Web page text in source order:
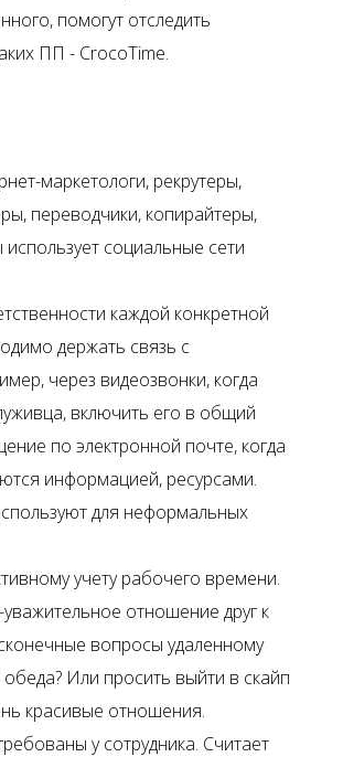
помогут отследить
ПП - CrocoTime.
маркетологи, рекрутеры,
переводчики, копирайтеры,
социальные сети
каждой конкретной
держать связь с
через видеозвонки, когда
включить его в общий
по электронной почте, когда
информацией, ресурсами.
для неформальных
учету рабочего времени.
отношение друг к
вопросы удаленному
обеда? Или просить выйти в скайп
красивые отношения.
у сотрудника. Считает